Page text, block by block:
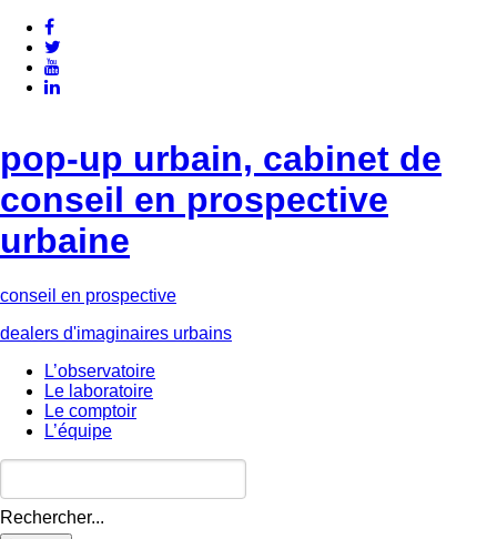
pop-up urbain, cabinet de
conseil en prospective
urbaine
conseil en prospective
dealers d'imaginaires urbains
L’observatoire
Le laboratoire
Le comptoir
L’équipe
Rechercher...